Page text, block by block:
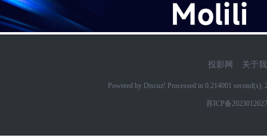
投影网 关于
Powered by Discuz! Processed in 0.214001
苏ICP备